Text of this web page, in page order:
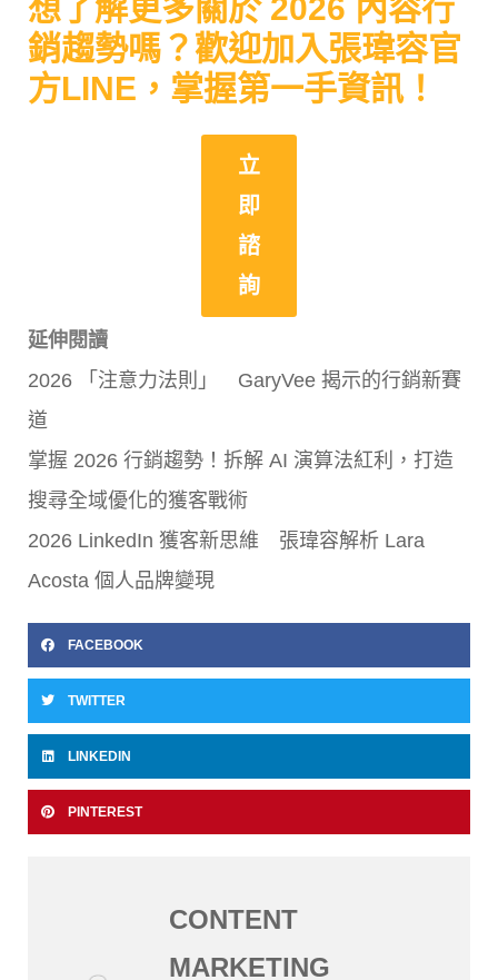
想了解更多關於 2026 內容行
銷趨勢嗎？歡迎加入張瑋容官
方LINE，掌握第一手資訊！
立
即
諮
詢
延伸閱讀
2026 「注意力法則」 GaryVee 揭示的行銷新賽
道
掌握 2026 行銷趨勢！拆解 AI 演算法紅利，打造
搜尋全域優化的獲客戰術
2026 LinkedIn 獲客新思維 張瑋容解析 Lara
Acosta 個人品牌變現
FACEBOOK
TWITTER
LINKEDIN
PINTEREST
CONTENT
MARKETING